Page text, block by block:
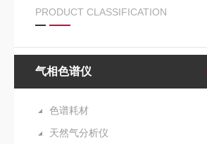
PRODUCT CLASSIFICATION
气相色谱仪
色谱耗材
天然气分析仪